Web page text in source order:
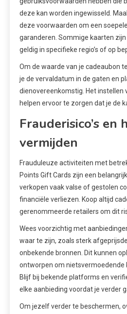
deze kan worden ingewisseld.
deze voorwaarden om een
garanderen. Sommige kaarten
geldig in specifieke regio’s of op
Om de waarde van je cadeaubon
je de vervaldatum in de gaten en
dienovereenkomstig. Het instellen
helpen ervoor te zorgen dat je de
Frauderisico’s en
vermijden
Frauduleuze activiteiten met
Points Gift Cards zijn een
verkopen vaak valse of gestolen
financiële verliezen. Koop altijd
gerenommeerde retailers om dit
Wees voorzichtig met
waar te zijn, zoals sterk
onbekende bronnen. Dit kunnen
ontworpen om nietsvermoedende
Blijf bij bekende platforms en
elke aanbieding voordat je verder
Om jezelf verder te beschermen,